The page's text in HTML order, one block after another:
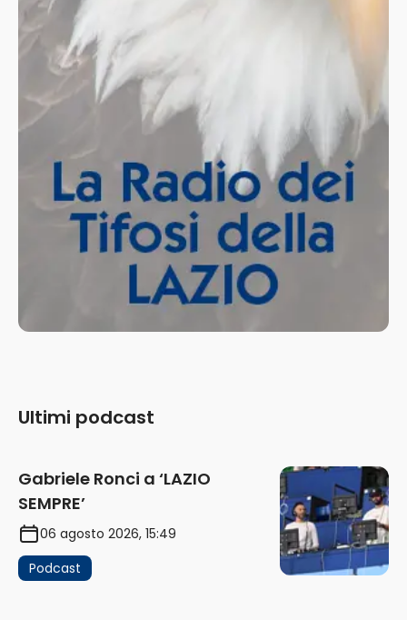
Ultimi podcast
Gabriele Ronci a ‘LAZIO
SEMPRE’
06 agosto 2026, 15:49
Podcast